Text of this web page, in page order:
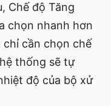
Chế độ Tăng
chọn nhanh hơn
cần chọn chế
thống sẽ tự
độ của bộ xử